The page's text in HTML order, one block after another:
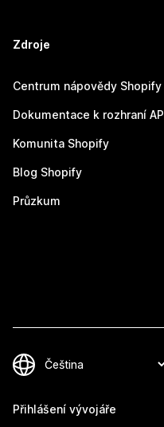
Zdroje
Centrum nápovědy Shopify
Dokumentace k rozhraní API
Komunita Shopify
Blog Shopify
Průzkum
Přihlášení vývojáře